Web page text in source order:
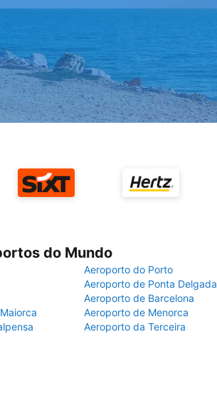
do Mundo
Aeroporto do Porto
Aeroporto de Ponta Delgada
Aeroporto de Barcelona
Aeroporto de Menorca
Aeroporto da Terceira